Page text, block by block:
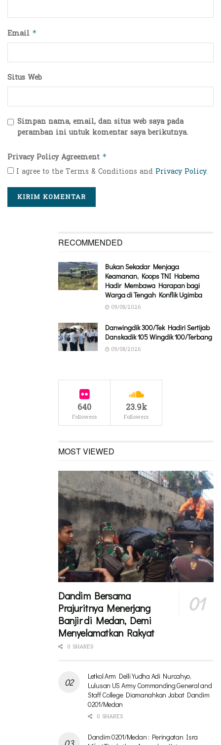
Email *
Situs Web
Simpan nama, email, dan situs web saya pada
peramban ini untuk komentar saya berikutnya.
Privacy Policy Agreement *
I agree to the Terms & Conditions and Privacy Policy.
RECOMMENDED
Bukan Sekadar Menjaga
Keamanan, Koops TNI Habema
Hadir Membawa Harapan bagi
Warga di Tengah Konflik Ugimba
09/08/2026
Danwingdik 300/Tek Hadiri Sertijab
Danskadik 105 Wingdik 100/Terbang
09/08/2026
640
Followers
23.9k
Followers
MOST VIEWED
Dandim Bersama
Prajuritnya Menerjang
Banjir di Medan, Demi
Menyelamatkan Rakyat
0 SHARES
Letkol Arm Delli Yudha Adi Nurcahyo,
Lulusan US Army Commanding General and
Staff College Diamanahkan Jabat Dandim
0201/Medan
0 SHARES
Dandim 0201/Medan : Peringatan Isra